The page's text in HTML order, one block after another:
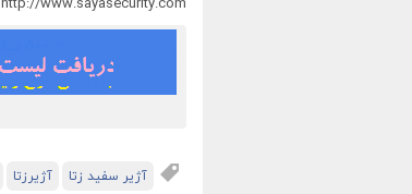
آژیر سفید زتا آژیرزتا